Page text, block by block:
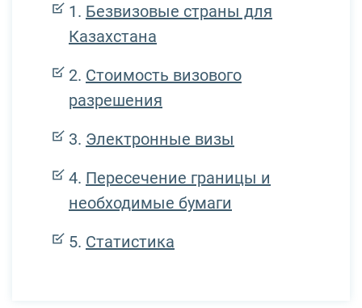
Безвизовые страны для
Казахстана
Стоимость визового
разрешения
Электронные визы
Пересечение границы и
необходимые бумаги
Статистика